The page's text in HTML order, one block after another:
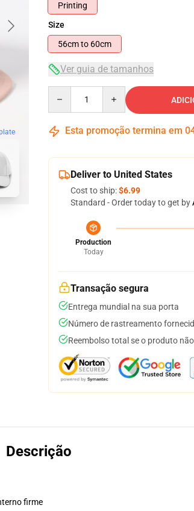
Printing
Size
56cm to 60cm
Ver guia de tamanhos
Esta promoção termina em
Deliver to United States
Cost to ship:$6.99
Standard - Order today to get by
Production
Today
Transação segura
Entrega mundial na sua porta
Número de rastreamento
Reembolso total se o produto
Descrição
firme